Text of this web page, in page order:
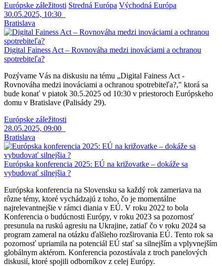
Európske záležitosti Stredná Európa Východná Európa
30.05.2025, 10:30
Bratislava
Digital Fainess Act – Rovnováha medzi inováciami a ochranou
spotrebiteľa?
Pozývame Vás na diskusiu na tému „Digital Fainess Act -
Rovnováha medzi inováciami a ochranou spotrebiteľa?," ktorá sa
bude konať v piatok 30.5.2025 od 10:30 v priestoroch Európskeho
domu v Bratislave (Palisády 29).
Európske záležitosti
28.05.2025, 09:00
Bratislava
Európska konferencia 2025: EÚ na križovatke – dokáže sa
vybudovať silnejšia ?
Európska konferencia na Slovensku sa každý rok zameriava na
rôzne témy, ktoré vychádzajú z toho, čo je momentálne
najrelevantnejšie v rámci diania v EÚ. V roku 2022 to bola
Konferencia o budúcnosti Európy, v roku 2023 sa pozornosť
presunula na ruskú agresiu na Ukrajine, zatiaľ čo v roku 2024 sa
program zameral na otázku ďalšieho rozširovania EÚ. Tento rok sa
pozornosť upriamila na potenciál EÚ stať sa silnejším a vplyvnejším
globálnym aktérom. Konferencia pozostávala z troch panelových
diskusií, ktoré spojili odborníkov z celej Európy.